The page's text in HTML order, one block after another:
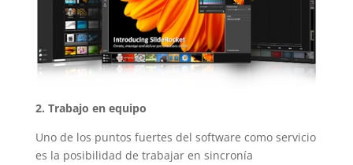
2. Trabajo en equipo
Uno de los puntos fuertes del software como servicio
es la posibilidad de trabajar en sincronía